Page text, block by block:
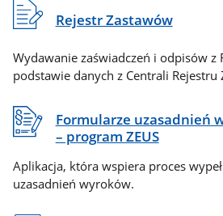
Rejestr Zastawów
Wydawanie zaświadczeń i odpisów z
podstawie danych z Centrali Rejestru
Formularze uzasadnień
– program ZEUS
Aplikacja, która wspiera proces
uzasadnień wyroków.